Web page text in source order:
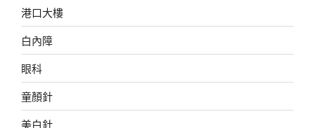
港口大樓
白內障
眼科
童顏針
美白針